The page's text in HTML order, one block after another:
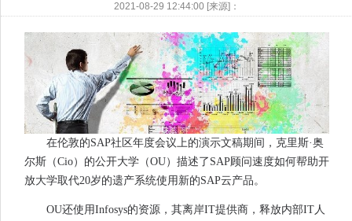
2021-08-29 12:44:00 [来源]：
在伦敦的SAP社区年度会议上的演示文稿期间，克里斯·奥
尔斯（Cio）的公开大学（OU）描述了SAP顾问速度如何帮助开
放大学取代20岁的遗产系统使用新的SAP云产品。
OU还使用Infosys的资源，其离岸IT提供商，释放内部IT人